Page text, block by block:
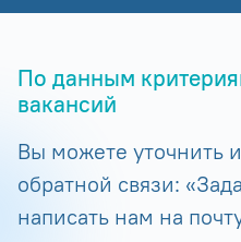
По данным
вакансий
Вы можете уточнить
обратной связи:
написать нам на